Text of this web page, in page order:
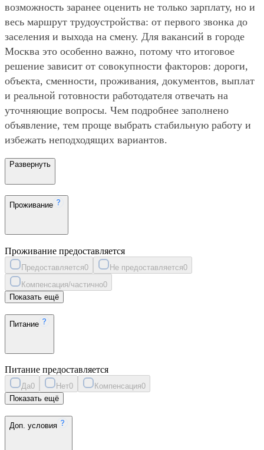
возможность заранее оценить не только зарплату, но и
весь маршрут трудоустройства: от первого звонка до
заселения и выхода на смену. Для вакансий в городе
Москва это особенно важно, потому что итоговое
решение зависит от совокупности факторов: дороги,
объекта, сменности, проживания, документов, выплат
и реальной готовности работодателя отвечать на
уточняющие вопросы. Чем подробнее заполнено
объявление, тем проще выбрать стабильную работу и
избежать неподходящих вариантов.
Развернуть
Проживание
Проживание предоставляется
Предоставляется0 Не предоставляется0
Компенсация/частично0
Показать ещё
Питание
Питание предоставляется
Да0 Нет0 Компенсация0
Показать ещё
Доп. условия